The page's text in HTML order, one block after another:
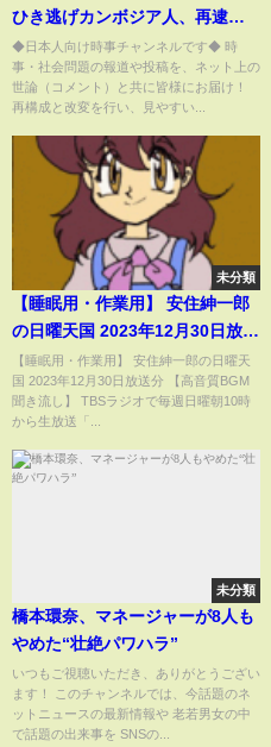
ひき逃げカンボジア人、再逮捕
【国内の反応】
◆日本人向け時事チャンネルです◆ 時
事・社会問題の報道や投稿を、ネット上の
世論（コメント）と共に皆様にお届け！
再構成と改変を行い、見やすい...
未分類
【睡眠用・作業用】 安住紳一郎
の日曜天国 2023年12月30日放送
分 【高音質BGM聞き流し】 [広
告なし] [広告なし]
【睡眠用・作業用】 安住紳一郎の日曜天
国 2023年12月30日放送分 【高音質BGM
聞き流し】 TBSラジオで毎週日曜朝10時
から生放送「...
未分類
橋本環奈、マネージャーが8人も
やめた“壮絶パワハラ”
いつもご視聴いただき、ありがとうござい
ます！ このチャンネルでは、今話題のネ
ットニュースの最新情報や 老若男女の中
で話題の出来事を SNSの...